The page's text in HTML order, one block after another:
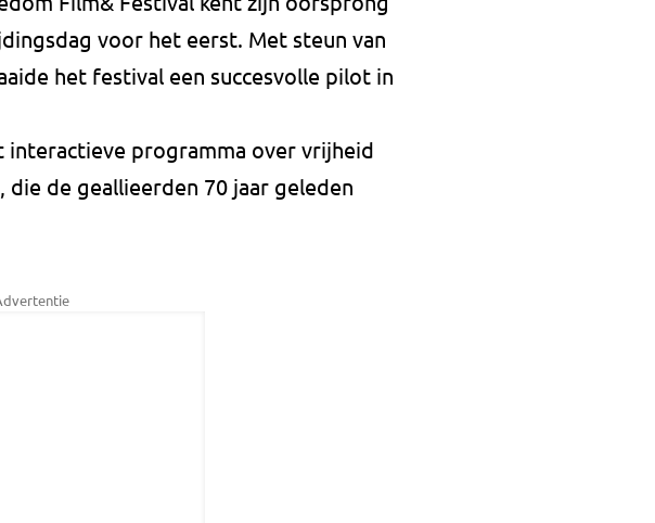
voor het eerst. Met steun van
het festival een succesvolle pilot in
programma over vrijheid
de geallieerden 70 jaar geleden